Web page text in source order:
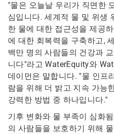
"물은 오늘날 우리가 직면한
심입니다. 세계적 물 및 위생
한 물에 대한 접근성을 제공
에 대한 회복력을 구축하고,
백만 명의 사람들의 건강과
니다"라고 WaterEquity와
데이먼은 말합니다. "물 인프
람을 위해 더 밝고 지속 가능
강력한 방법 중 하나입니다."
기후 변화와 물 부족이 심화
의 사람들을 보호하기 위해